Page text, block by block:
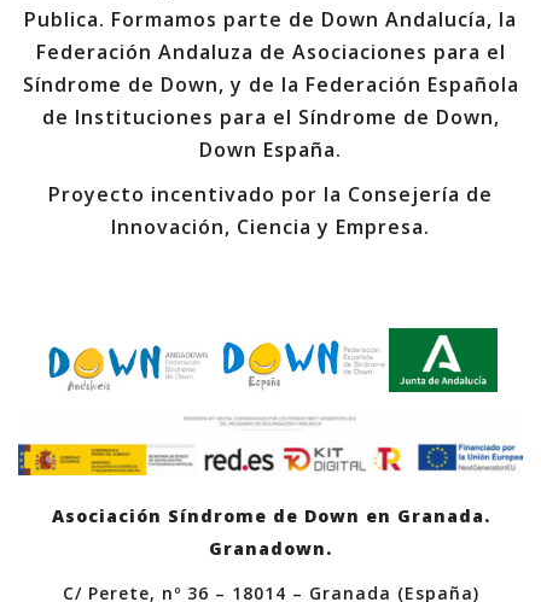
Publica. Formamos parte de Down Andalucía, la
Federación Andaluza de Asociaciones para el
Síndrome de Down, y de la Federación Española
de Instituciones para el Síndrome de Down,
Down España.
Proyecto incentivado por la Consejería de
Innovación, Ciencia y Empresa.
Asociación Síndrome de Down en Granada.
Granadown.
C/ Perete, nº 36 – 18014 – Granada (España)